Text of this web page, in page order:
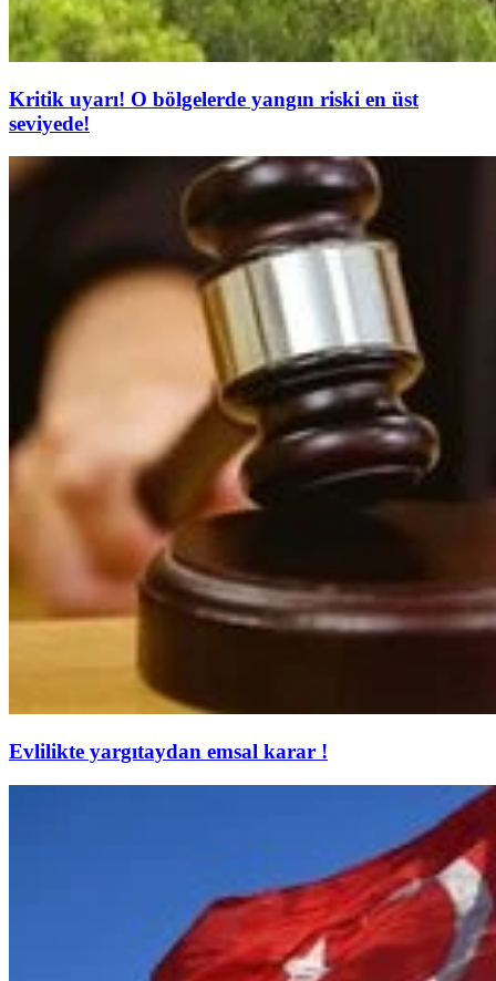
Kritik uyarı! O bölgelerde yangın riski en üst
seviyede!
Evlilikte yargıtaydan emsal karar !